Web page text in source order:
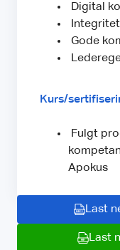
Digital
Integritet
Gode
Kurs/
Fulgt
Apokus
Last
Last